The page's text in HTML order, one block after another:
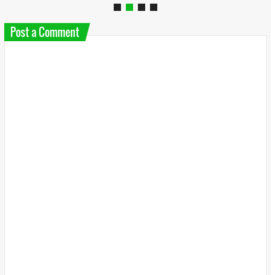
Post a Comment